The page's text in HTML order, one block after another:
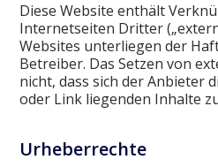
Diese Website enthält
Internetseiten Dritter
Websites unterliegen der
Betreiber. Das Setzen von
nicht, dass sich der Anbieter
oder Link liegenden Inhalte
Urheberrechte